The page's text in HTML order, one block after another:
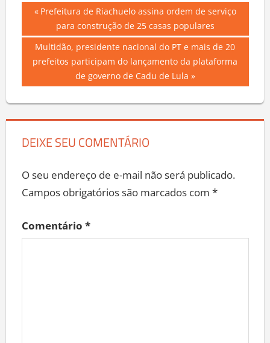
Navegação
de
Post
Previous
Post:
Prefeitura de Riachuelo assina ordem de serviço
para construção de 25 casas populares
Next
Post:
Multidão, presidente nacional do PT e mais de 20
prefeitos participam do lançamento da plataforma
de governo de Cadu de Lula
DEIXE SEU COMENTÁRIO
O seu endereço de e-mail não será publicado.
Campos obrigatórios são marcados com *
Comentário *